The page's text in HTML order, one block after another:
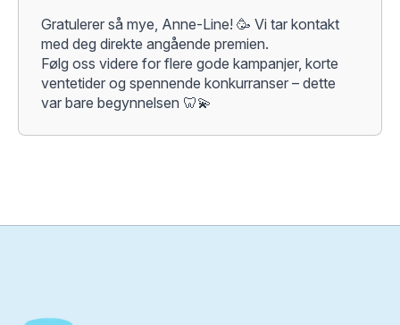
Gratulerer så mye, Anne-Line! 🥳 Vi tar kontakt
med deg direkte angående premien.
Følg oss videre for flere gode kampanjer, korte
ventetider og spennende konkurranser – dette
var bare begynnelsen 🦷💫